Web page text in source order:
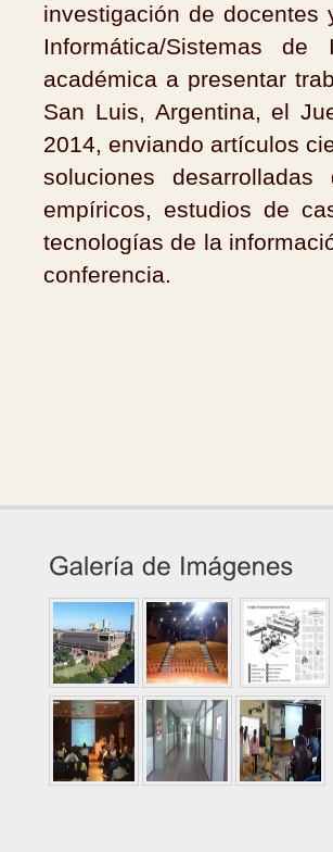
investigación de
Informática/Sistemas
académica a presentar
San Luis, Argentina, el
2014, enviando artículos
soluciones
empíricos, estudios de
tecnologías de la
conferencia.